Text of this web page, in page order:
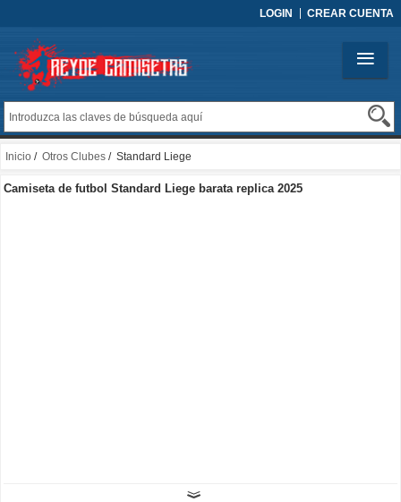
LOGIN CREAR CUENTA
Inicio / Otros Clubes / Standard Liege
Camiseta de futbol Standard Liege barata replica 2025